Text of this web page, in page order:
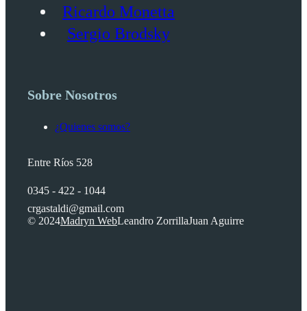
Ricardo Monetta
Sergio Brodsky
Sobre Nosotros
¿Quienes somos?
Entre Ríos 528
0345 - 422 - 1044
crgastaldi@gmail.com
© 2024Madryn WebLeandro ZorrillaJuan Aguirre